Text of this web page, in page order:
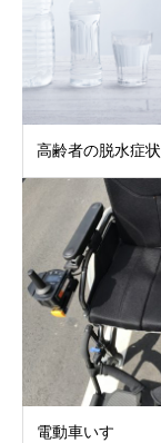
高齢者の脱水症状
電動車いす